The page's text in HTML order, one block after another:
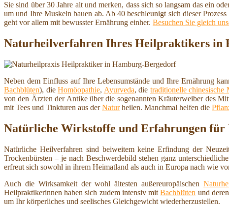
Sie sind über 30 Jahre alt und merken, dass sich so langsam das ein
um und Ihre Muskeln bauen ab. Ab 40 beschleunigt sich dieser
geht vor allem mit bewusster Ernährung einher. Besuchen Sie gleich
Naturheilverfahren Ihres Heilpraktikers in
Neben dem Einfluss auf Ihre Lebensumstände und Ihre Ernährung
Bachblüten), dieHomöopathie, Ayurveda, die traditionelle chinesische
von den Ärzten der Antike über die sogenannten Kräuterweiber des
mit Tees und Tinkturen aus derNaturheilen. Manchmal helfen die
Natürliche Wirkstoffe und Erfahrungen für
Natürliche Heilverfahren sind beiweitem keine Erfindung der
Trockenbürsten – je nach Beschwerdebild stehen ganz
erfreut sich sowohl in ihrem Heimatland als auch in Europa nach wie
Auch die Wirksamkeit der wohl ältesten außereuropäischen
Heilpraktikerinnen haben sich zudem intensiv mitBachblüten und
um Ihr körperliches und seelisches Gleichgewicht wiederherzustellen.